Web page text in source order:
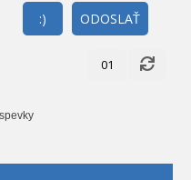
ODOSLAŤ
:)
01